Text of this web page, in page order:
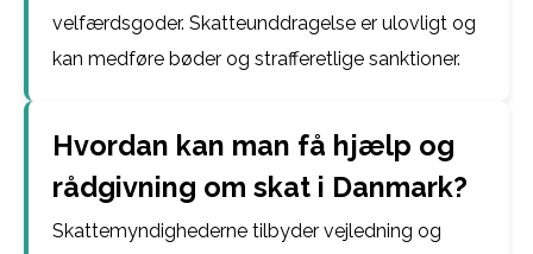
velfærdsgoder. Skatteunddragelse er ulovligt og
kan medføre bøder og strafferetlige sanktioner.
Hvordan kan man få hjælp og
rådgivning om skat i Danmark?
Skattemyndighederne tilbyder vejledning og